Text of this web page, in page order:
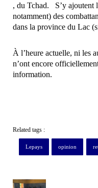
, du Tchad. S’y ajoutent
notamment) des
dans la ​province du ​Lac
À l’heure actuelle, ni les
n’ont encore
information.
Related tags :
Lepays opinion